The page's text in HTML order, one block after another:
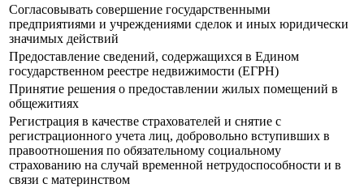
Согласовывать совершение государственными
предприятиями и учреждениями сделок и иных юридически
значимых действий
Предоставление сведений, содержащихся в Едином
государственном реестре недвижимости (ЕГРН)
Принятие решения о предоставлении жилых помещений в
общежитиях
Регистрация в качестве страхователей и снятие с
регистрационного учета лиц, добровольно вступивших в
правоотношения по обязательному социальному
страхованию на случай временной нетрудоспособности и в
связи с материнством